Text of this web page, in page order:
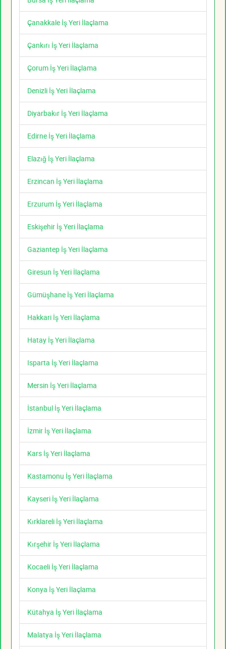
Çanakkale İş Yeri İlaçlama
Çankırı İş Yeri İlaçlama
Çorum İş Yeri İlaçlama
Denizli İş Yeri İlaçlama
Diyarbakır İş Yeri İlaçlama
Edirne İş Yeri İlaçlama
Elazığ İş Yeri İlaçlama
Erzincan İş Yeri İlaçlama
Erzurum İş Yeri İlaçlama
Eskişehir İş Yeri İlaçlama
Gaziantep İş Yeri İlaçlama
Giresun İş Yeri İlaçlama
Gümüşhane İş Yeri İlaçlama
Hakkari İş Yeri İlaçlama
Hatay İş Yeri İlaçlama
Isparta İş Yeri İlaçlama
Mersin İş Yeri İlaçlama
İstanbul İş Yeri İlaçlama
İzmir İş Yeri İlaçlama
Kars İş Yeri İlaçlama
Kastamonu İş Yeri İlaçlama
Kayseri İş Yeri İlaçlama
Kırklareli İş Yeri İlaçlama
Kırşehir İş Yeri İlaçlama
Kocaeli İş Yeri İlaçlama
Konya İş Yeri İlaçlama
Kütahya İş Yeri İlaçlama
Malatya İş Yeri İlaçlama